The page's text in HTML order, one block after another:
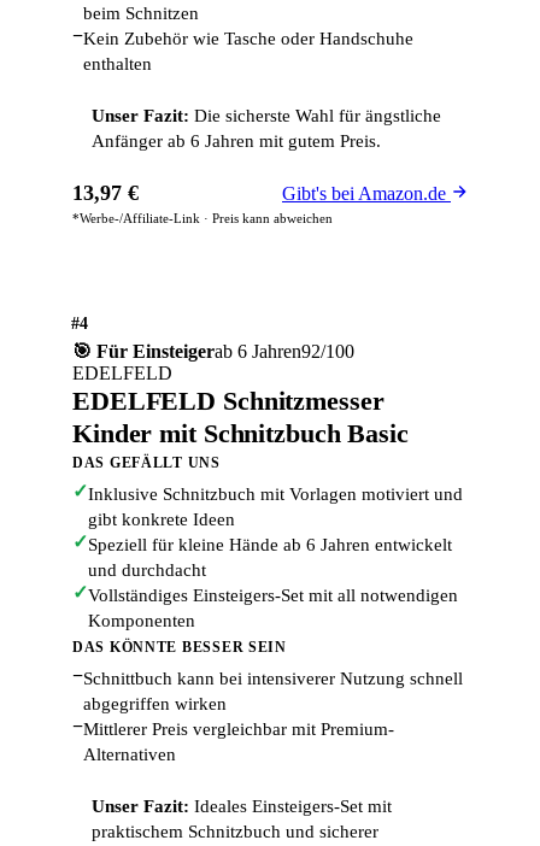
beim Schnitzen
−Kein Zubehör wie Tasche oder Handschuhe
enthalten
Unser Fazit: Die sicherste Wahl für ängstliche
Anfänger ab 6 Jahren mit gutem Preis.
13,97 € Gibt's bei Amazon.de
*Werbe-/Affiliate-Link · Preis kann abweichen
#4
🎯 Für Einsteigerab 6 Jahren92/100
EDELFELD
EDELFELD Schnitzmesser
Kinder mit Schnitzbuch Basic
DAS GEFÄLLT UNS
✓Inklusive Schnitzbuch mit Vorlagen motiviert und
gibt konkrete Ideen
✓Speziell für kleine Hände ab 6 Jahren entwickelt
und durchdacht
✓Vollständiges Einsteigers-Set mit all notwendigen
Komponenten
DAS KÖNNTE BESSER SEIN
−Schnittbuch kann bei intensiverer Nutzung schnell
abgegriffen wirken
−Mittlerer Preis vergleichbar mit Premium-
Alternativen
Unser Fazit: Ideales Einsteigers-Set mit
praktischem Schnitzbuch und sicherer